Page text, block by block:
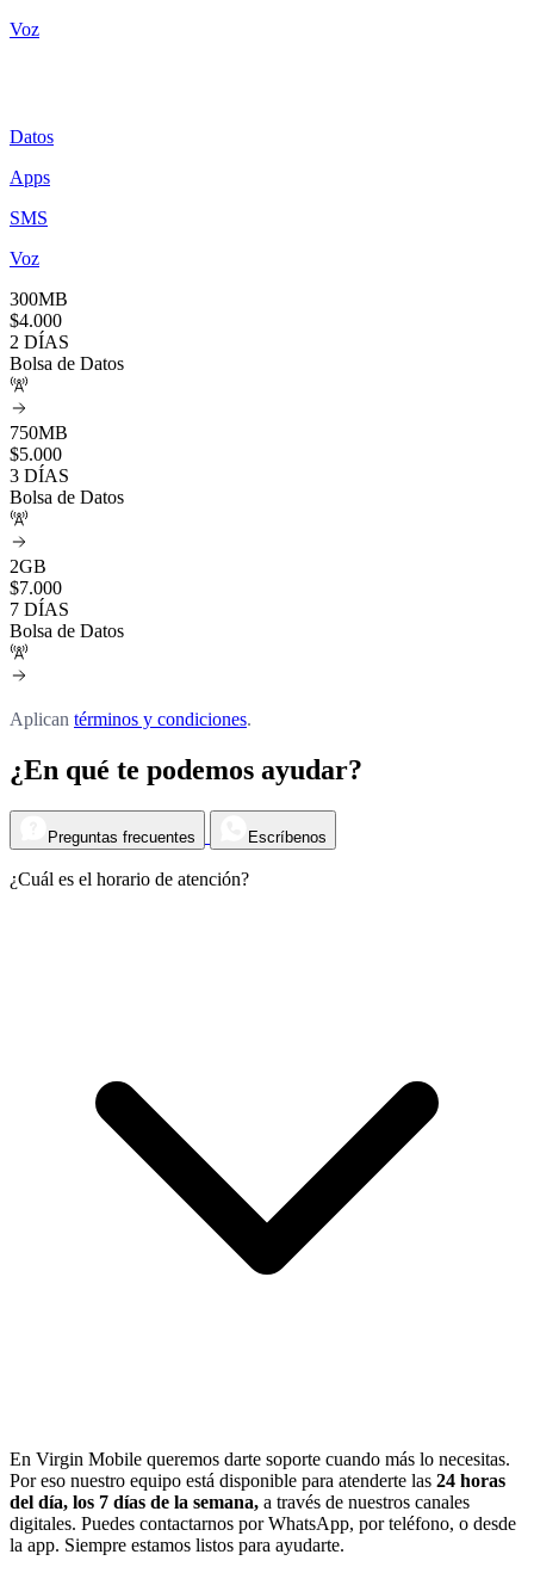
Voz
Datos
Apps
SMS
Voz
300MB
$4.000
2 DÍAS
Bolsa de Datos
750MB
$5.000
3 DÍAS
Bolsa de Datos
2GB
$7.000
7 DÍAS
Bolsa de Datos
Aplican términos y condiciones.
¿En qué te podemos ayudar?
Preguntas frecuentes Escríbenos
¿Cuál es el horario de atención?
En Virgin Mobile queremos darte soporte cuando más lo necesitas.
Por eso nuestro equipo está disponible para atenderte las 24 horas
del día, los 7 días de la semana, a través de nuestros canales
digitales. Puedes contactarnos por WhatsApp, por teléfono, o desde
la app. Siempre estamos listos para ayudarte.